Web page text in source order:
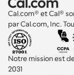
Cal.com® et Cal®
par Cal.com, Inc.
Notre mission est
2031